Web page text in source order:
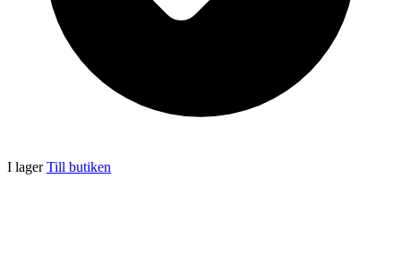
I lagerTill butiken